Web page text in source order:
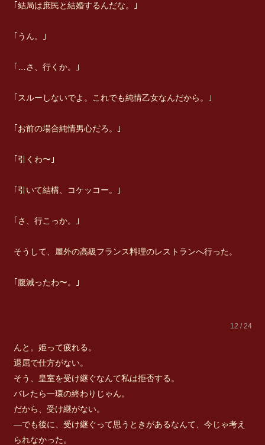
｢結局は庶民と結婚するんだな。｣
｢うん。｣
｢…さ、行くか。｣
｢スルーしないでよ。これでも純情乙女なんだから。｣
｢お前の場合純情男心だろ。｣
｢引くわ〜｣
｢引いて結構、コケッコー。｣
｢さ、行こっか。｣
そうして、屋外の高級フランス料理のレストランへ行った。
｢腹減ったわ〜。｣
12 / 24
んと。姫って疲れる。
退屈で仕方がない。
そう、皇室を受け継ぐなんて私は拒否する。
バレたら一環の終わりじゃん。
だから、受け継がない。
―でも後に、受け継ぐって思うときがあるなんて、今じゃ考え
られなかった。